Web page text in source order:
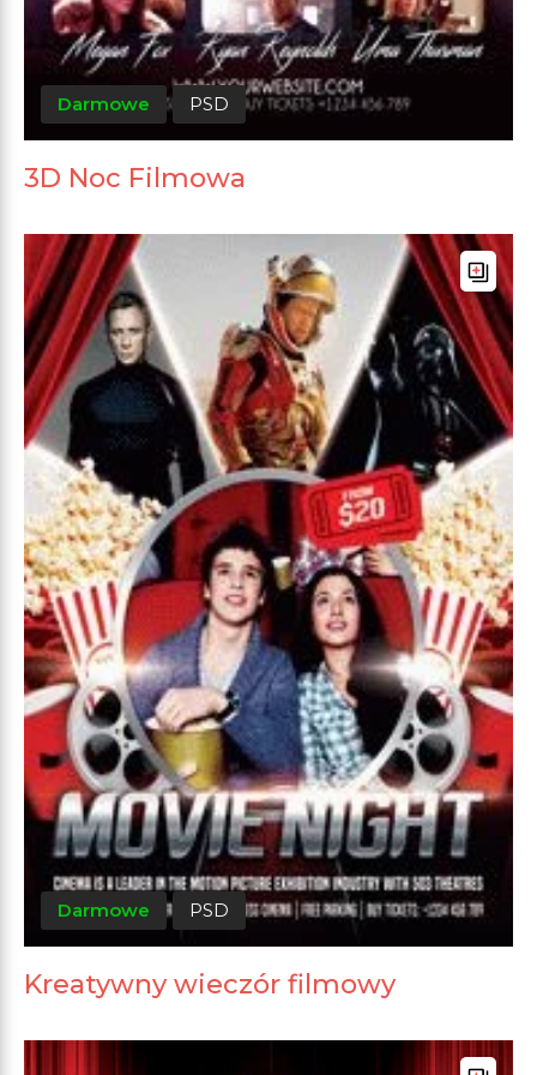
Darmowe PSD
3D Noc Filmowa
Darmowe PSD
Kreatywny wieczór filmowy